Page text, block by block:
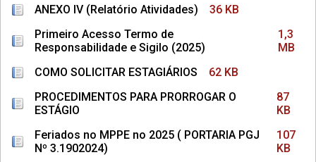
ANEXO IV (Relatório Atividades)
36 KB
Primeiro Acesso Termo de
Responsabilidade e Sigilo (2025)
1,3
MB
COMO SOLICITAR ESTAGIÁRIOS
62 KB
PROCEDIMENTOS PARA PRORROGAR O
ESTÁGIO
87
KB
Feriados no MPPE no 2025 ( PORTARIA PGJ
Nº 3.1902024)
107
KB